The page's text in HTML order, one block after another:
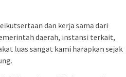
dan kerja sama dari
daerah, instansi terkait,
luas sangat kami harapkan sejak